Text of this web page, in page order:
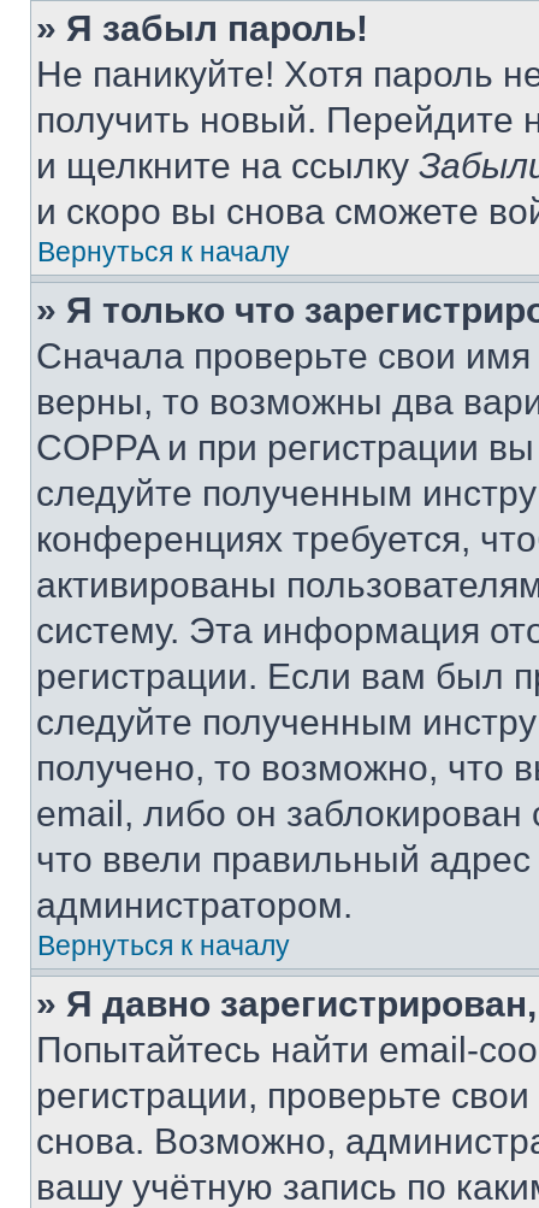
» Я забыл пароль!
Не паникуйте! Хотя пароль
получить новый. Перейдите
и щелкните на ссылку
и скоро вы снова сможете
Вернуться к началу
» Я только что
Сначала проверьте свои
верны, то возможны два
COPPA и при регистрации
следуйте полученным
конференциях требуется,
активированы
систему. Эта информация
регистрации. Если вам был
следуйте полученным
получено, то возможно, что
email, либо он
что ввели правильный адрес
администратором.
Вернуться к началу
» Я давно
Попытайтесь найти email-
регистрации, проверьте
снова. Возможно,
вашу учётную запись по